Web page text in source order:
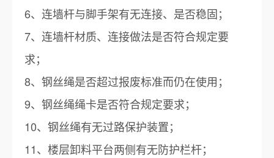
6、连墙杆与脚手架有无连接、是否稳固；
7、连墙杆材质、连接做法是否符合规定要
求；
8、钢丝绳是否超过报废标准而仍在使用；
9、钢丝绳绳卡是否符合规定要求；
10、钢丝绳有无过路保护装置；
11、楼层卸料平台两侧有无防护栏杆；